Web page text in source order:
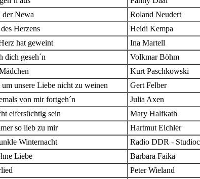
der Newa
Roland Neudert
Herzens
Heidi Kempa
hat geweint
Ina Martell
dich geseh´n
Volkmar Böhm
Kurt Paschkowski
unsere Liebe nicht zu weinen
Gert Felber
von mir fortgeh´n
Julia Axen
eifersüchtig sein
Mary Halfkath
so lieb zu mir
Hartmut Eichler
Winternacht
Radio DDR -
Liebe
Barbara Faika
Peter Wieland